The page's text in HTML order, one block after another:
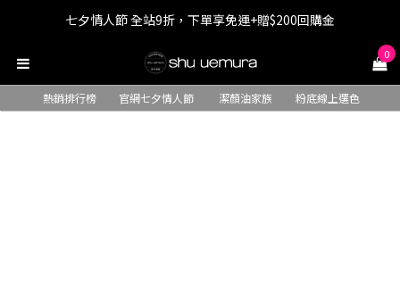
七夕情人節 全站9折，下單享免運+贈$200回購金
七夕情人節 全站9折，下單享免運+贈$200回購金
LINE最高回饋8%，滿$1,500限量贈抹茶潔顏油15ml
七夕情人節 全站9折，下單享免運+贈$200回購金
0
熱銷排行榜 官網七夕情人節 潔顏油家族 粉底線上選色